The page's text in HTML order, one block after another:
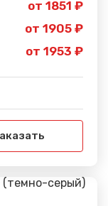
от 1851 ₽
от 1905 ₽
от 1953 ₽